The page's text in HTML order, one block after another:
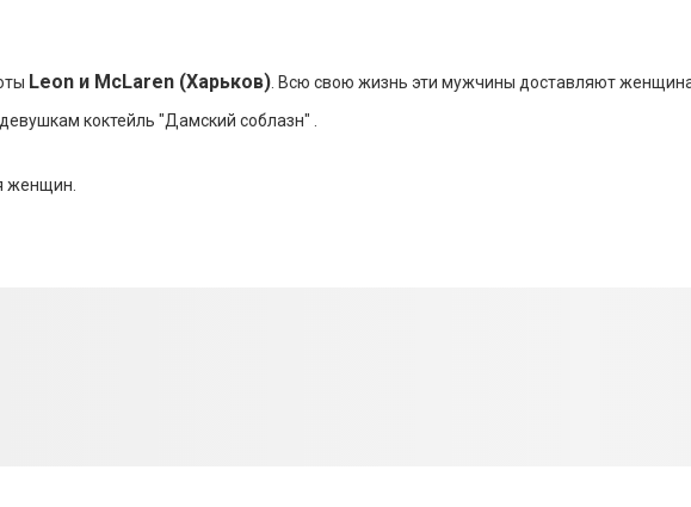
Leon и McLaren (Харьков) . Всю свою жизнь эти мужчины доставляют
коктейль "Дамский соблазн" .
женщин.